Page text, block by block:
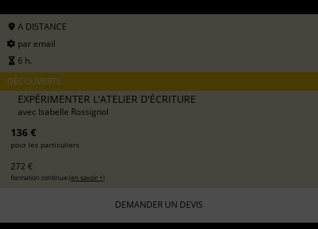
A DISTANCE
par email
6 h.
DÉCOUVERTE
EXPÉRIMENTER L'ATELIER D'ÉCRITURE
avec Isabelle Rossignol
136 €
pour les particuliers
272 €
formation continue (en savoir +)
DEMANDER UN DEVIS